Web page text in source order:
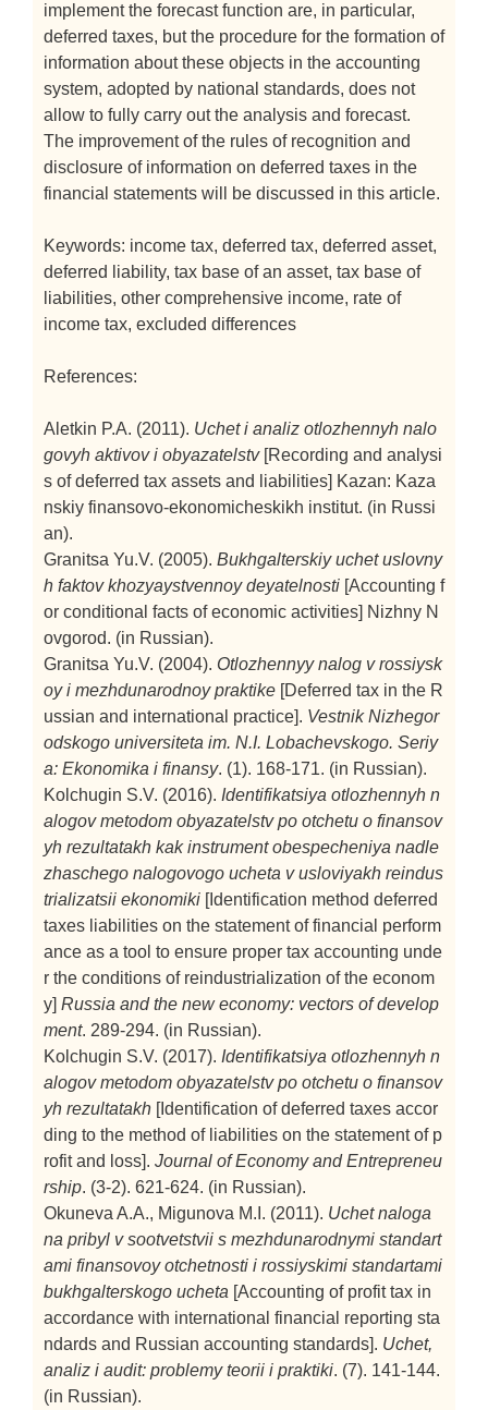
implement the forecast function are, in particular,
deferred taxes, but the procedure for the formation of
information about these objects in the accounting
system, adopted by national standards, does not
allow to fully carry out the analysis and forecast.
The improvement of the rules of recognition and
disclosure of information on deferred taxes in the
financial statements will be discussed in this article.
Keywords: income tax, deferred tax, deferred asset,
deferred liability, tax base of an asset, tax base of
liabilities, other comprehensive income, rate of
income tax, excluded differences
References:
Aletkin P.A. (2011). Uchet i analiz otlozhennyh nalo
govyh aktivov i obyazatelstv[Recording and analysi
s of deferred tax assets and liabilities] Kazan: Kaza
nskiy finansovo-ekonomicheskikh institut. (in Russi
an).
Granitsa Yu.V. (2005). Bukhgalterskiy uchet uslovny
h faktov khozyaystvennoy deyatelnosti [Accounting f
or conditional facts of economic activities] Nizhny N
ovgorod. (in Russian).
Granitsa Yu.V. (2004). Otlozhennyy nalog v rossiysk
oy i mezhdunarodnoy praktike [Deferred tax in the R
ussian and international practice]. Vestnik Nizhegor
odskogo universiteta im. N.I. Lobachevskogo. Seriy
a: Ekonomika i finansy. (1). 168-171. (in Russian).
Kolchugin S.V. (2016). Identifikatsiya otlozhennyh n
alogov metodom obyazatelstv po otchetu o finansov
yh rezultatakh kak instrument obespecheniya nadle
zhaschego nalogovogo ucheta v usloviyakh reindus
trializatsii ekonomiki [Identification method deferred
taxes liabilities on the statement of financial perform
ance as a tool to ensure proper tax accounting unde
r the conditions of reindustrialization of the econom
y] Russia and the new economy: vectors of develop
ment. 289-294. (in Russian).
Kolchugin S.V. (2017). Identifikatsiya otlozhennyh n
alogov metodom obyazatelstv po otchetu o finansov
yh rezultatakh [Identification of deferred taxes accor
ding to the method of liabilities on the statement of p
rofit and loss]. Journal of Economy and Entrepreneu
rship. (3-2). 621-624. (in Russian).
Okuneva A.A., Migunova M.I. (2011). Uchet naloga
na pribyl v sootvetstvii s mezhdunarodnymi standart
ami finansovoy otchetnosti i rossiyskimi standartami
bukhgalterskogo ucheta [Accounting of profit tax in
accordance with international financial reporting sta
ndards and Russian accounting standards]. Uchet,
analiz i audit: problemy teorii i praktiki. (7). 141-144.
(in Russian).